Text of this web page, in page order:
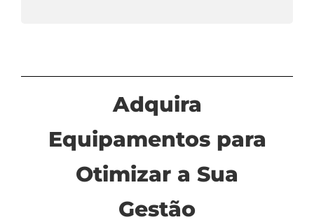
Adquira
Equipamentos para
Otimizar a Sua
Gestão